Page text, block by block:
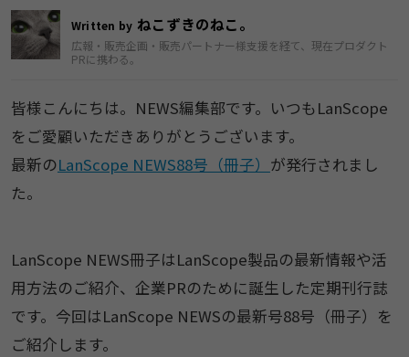
Written by ねこずきのねこ。
広報・販売企画・販売パートナー様支援を経て、現在プロダクト
PRに携わる。
皆様こんにちは。NEWS編集部です。いつもLanScope
をご愛顧いただきありがとうございます。
最新のLanScope NEWS88号（冊子） が発行されまし
た。
LanScope NEWS冊子はLanScope製品の最新情報や活
用方法のご紹介、企業PRのために誕生した定期刊行誌
です。今回はLanScope NEWSの最新号88号（冊子）を
ご紹介します。